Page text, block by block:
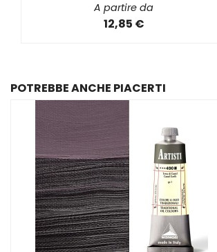
A partire da
12,85 €
POTREBBE ANCHE PIACERTI